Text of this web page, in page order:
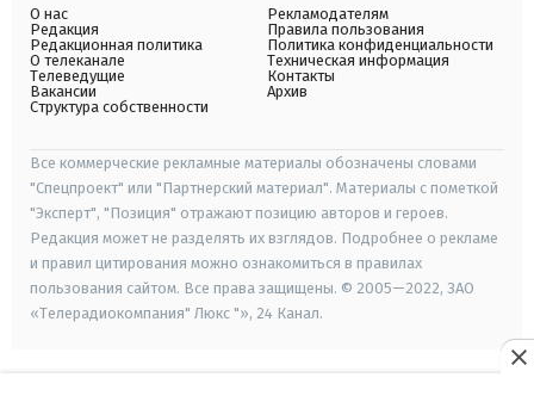
О нас
Редакция
Редакционная политика
О телеканале
Телеведущие
Вакансии
Структура собственности
Рекламодателям
Правила пользования
Политика конфиденциальности
Техническая информация
Контакты
Архив
Все коммерческие рекламные материалы обозначены словами
"Спецпроект" или "Партнерский материал". Материалы с пометкой
"Эксперт", "Позиция" отражают позицию авторов и героев.
Редакция может не разделять их взглядов. Подробнее о рекламе
и правил цитирования можно ознакомиться в правилах
пользования сайтом. Все права защищены. © 2005—2022, ЗАО
«Телерадиокомпания" Люкс "», 24 Канал.